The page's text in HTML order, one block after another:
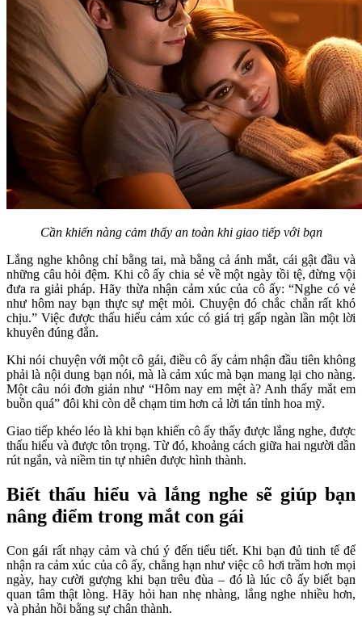
Cần khiến nàng cảm thấy an toàn khi giao tiếp với bạn
Lắng nghe không chỉ bằng tai, mà bằng cả ánh mắt, cái gật đầu và
những câu hỏi đệm. Khi cô ấy chia sẻ về một ngày tồi tệ, đừng vội
đưa ra giải pháp. Hãy thừa nhận cảm xúc của cô ấy: “Nghe có vẻ
như hôm nay bạn thực sự mệt mỏi. Chuyện đó chắc chắn rất khó
chịu.” Việc được thấu hiểu cảm xúc có giá trị gấp ngàn lần một lời
khuyên đúng đắn.
Khi nói chuyện với một cô gái, điều cô ấy cảm nhận đầu tiên không
phải là nội dung bạn nói, mà là cảm xúc mà bạn mang lại cho nàng.
Một câu nói đơn giản như “Hôm nay em mệt à? Anh thấy mắt em
buồn quá” đôi khi còn dễ chạm tim hơn cả lời tán tỉnh hoa mỹ.
Giao tiếp khéo léo là khi bạn khiến cô ấy thấy được lắng nghe, được
thấu hiểu và được tôn trọng. Từ đó, khoảng cách giữa hai người dần
rút ngắn, và niềm tin tự nhiên được hình thành.
Biết thấu hiểu và lắng nghe sẽ giúp bạn
nâng điểm trong mắt con gái
Con gái rất nhạy cảm và chú ý đến tiểu tiết. Khi bạn đủ tinh tế để
nhận ra cảm xúc của cô ấy, chẳng hạn như việc cô hơi trầm hơn mọi
ngày, hay cười gượng khi bạn trêu đùa – đó là lúc cô ấy biết bạn
quan tâm thật lòng. Hãy hỏi han nhẹ nhàng, lắng nghe nhiều hơn,
và phản hồi bằng sự chân thành.